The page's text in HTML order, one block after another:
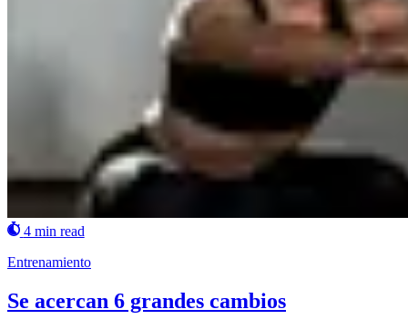
4 min read
Entrenamiento
Se acercan 6 grandes cambios